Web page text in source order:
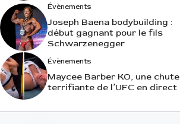
Évènements
Joseph Baena bodybuilding :
début gagnant pour le fils
Schwarzenegger
Évènements
Maycee Barber KO, une chute
terrifiante de l’UFC en direct